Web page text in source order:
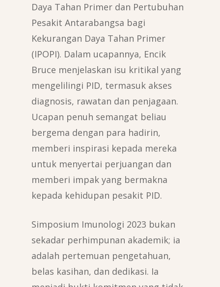
Daya Tahan Primer dan Pertubuhan
Pesakit Antarabangsa bagi
Kekurangan Daya Tahan Primer
(IPOPI). Dalam ucapannya, Encik
Bruce menjelaskan isu kritikal yang
mengelilingi PID, termasuk akses
diagnosis, rawatan dan penjagaan.
Ucapan penuh semangat beliau
bergema dengan para hadirin,
memberi inspirasi kepada mereka
untuk menyertai perjuangan dan
memberi impak yang bermakna
kepada kehidupan pesakit PID.
Simposium Imunologi 2023 bukan
sekadar perhimpunan akademik; ia
adalah pertemuan pengetahuan,
belas kasihan, dan dedikasi. Ia